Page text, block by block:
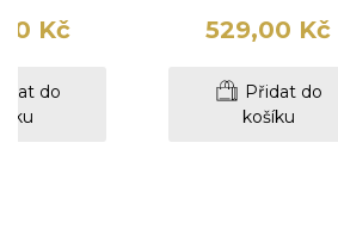
Kč
do
529,00 Kč
Přidat do
košíku